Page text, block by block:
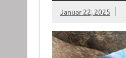
Januar 22, 2025